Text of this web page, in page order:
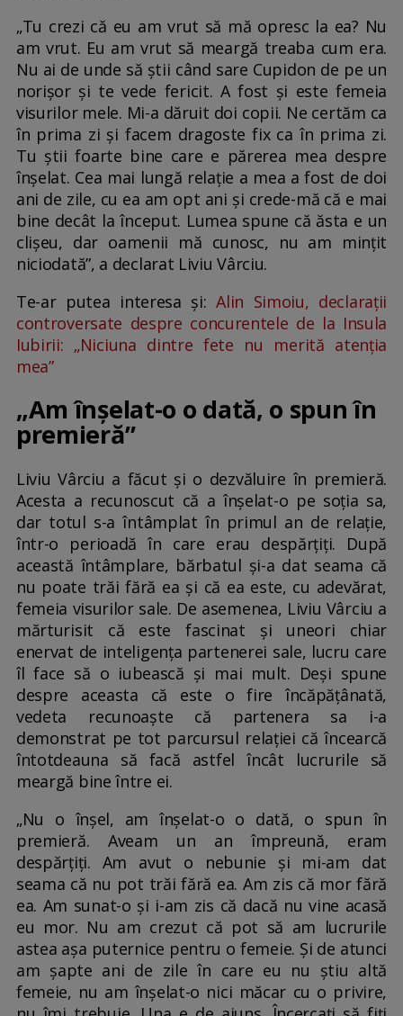
„Tu crezi că eu am vrut să mă opresc la ea? Nu
am vrut. Eu am vrut să meargă treaba cum era.
Nu ai de unde să știi când sare Cupidon de pe un
norișor și te vede fericit. A fost și este femeia
visurilor mele. Mi-a dăruit doi copii. Ne certăm ca
în prima zi și facem dragoste fix ca în prima zi.
Tu știi foarte bine care e părerea mea despre
înșelat. Cea mai lungă relație a mea a fost de doi
ani de zile, cu ea am opt ani și crede-mă că e mai
bine decât la început. Lumea spune că ăsta e un
clișeu, dar oamenii mă cunosc, nu am mințit
niciodată”, a declarat Liviu Vârciu.
Te-ar putea interesa și:Alin Simoiu, declarații
controversate despre concurentele de la Insula
Iubirii: „Niciuna dintre fete nu merită atenția
mea”
„Am înșelat-o o dată, o spun în
premieră”
Liviu Vârciu a făcut și o dezvăluire în premieră.
Acesta a recunoscut că a înșelat-o pe soția sa,
dar totul s-a întâmplat în primul an de relație,
într-o perioadă în care erau despărțiți. După
această întâmplare, bărbatul și-a dat seama că
nu poate trăi fără ea și că ea este, cu adevărat,
femeia visurilor sale. De asemenea, Liviu Vârciu a
mărturisit că este fascinat și uneori chiar
enervat de inteligența partenerei sale, lucru care
îl face să o iubească și mai mult. Deși spune
despre aceasta că este o fire încăpățânată,
vedeta recunoaște că partenera sa i-a
demonstrat pe tot parcursul relației că încearcă
întotdeauna să facă astfel încât lucrurile să
meargă bine între ei.
„Nu o înșel, am înșelat-o o dată, o spun în
premieră. Aveam un an împreună, eram
despărțiți. Am avut o nebunie și mi-am dat
seama că nu pot trăi fără ea. Am zis că mor fără
ea. Am sunat-o și i-am zis că dacă nu vine acasă
eu mor. Nu am crezut că pot să am lucrurile
astea așa puternice pentru o femeie. Și de atunci
am șapte ani de zile în care eu nu știu altă
femeie, nu am înșelat-o nici măcar cu o privire,